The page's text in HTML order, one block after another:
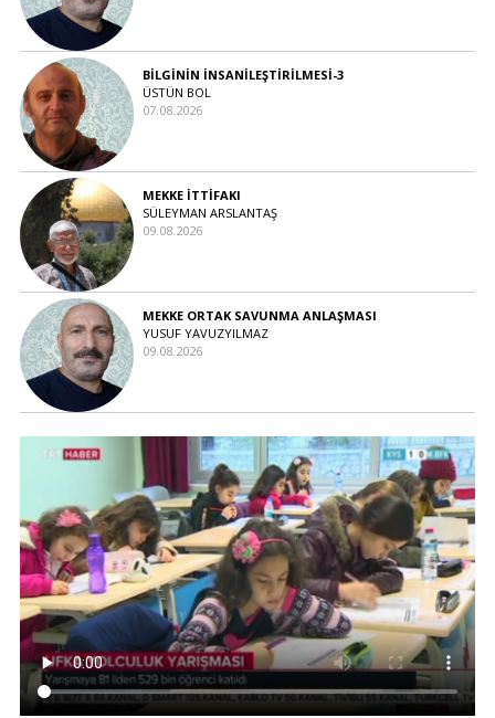
BİLGİNİN İNSANİLEŞTİRİLMESİ-3
ÜSTÜN BOL
07.08.2026
MEKKE İTTİFAKI
SÜLEYMAN ARSLANTAŞ
09.08.2026
MEKKE ORTAK SAVUNMA ANLAŞMASI
YUSUF YAVUZYILMAZ
09.08.2026